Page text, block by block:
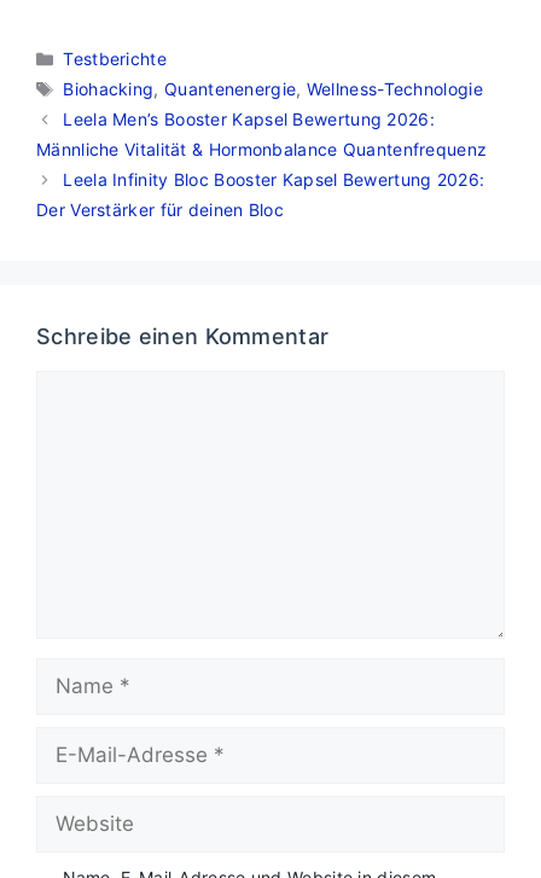
Kategorien
Testberichte
Schlagwörter
Biohacking, Quantenenergie, Wellness-Technologie
Leela Men’s Booster Kapsel Bewertung 2026:
Männliche Vitalität & Hormonbalance Quantenfrequenz
Leela Infinity Bloc Booster Kapsel Bewertung 2026:
Der Verstärker für deinen Bloc
Schreibe einen Kommentar
Mail-